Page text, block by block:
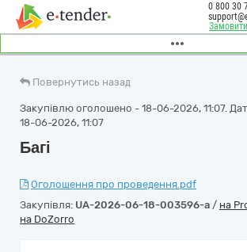
0 800 30
Повернутись назад
Закупівлю оголошено - 18-06-2026, 11:07.
18-06-2026, 11:07
Багі
Оголошення про проведення.pdf
Закупівля: UA-2026-06-18-003596-a / на
на DoZorro